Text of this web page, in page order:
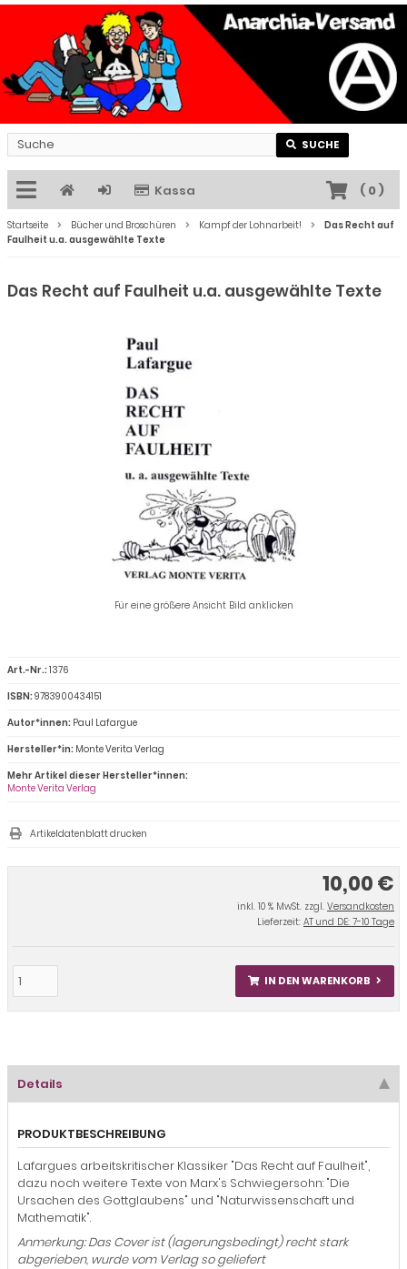
SUCHE
Kassa ( 0)
Startseite Bücher und Broschüren Kampf der Lohnarbeit!
Das Recht auf
Faulheit u.a. ausgewählte Texte
Das Recht auf Faulheit u.a. ausgewählte Texte
Für eine größere Ansicht Bild anklicken
10,00 €
inkl. 10 % MwSt. zzgl. Versandkosten
Lieferzeit: AT und DE: 7-10 Tage
IN DEN WARENKORB
Art.-Nr.:1376
ISBN:9783900434151
Autor*innen: Paul Lafargue
Hersteller*in: Monte Verita Verlag
Mehr Artikel dieser Hersteller*innen:
Monte Verita Verlag
Artikeldatenblatt drucken
Details
PRODUKTBESCHREIBUNG
Lafargues arbeitskritischer Klassiker "Das Recht auf Faulheit",
dazu noch weitere Texte von Marx's Schwiegersohn: "Die
Ursachen des Gottglaubens" und "Naturwissenschaft und
Mathematik".
Anmerkung: Das Cover ist (lagerungsbedingt) recht stark
abgerieben, wurde vom Verlag so geliefert